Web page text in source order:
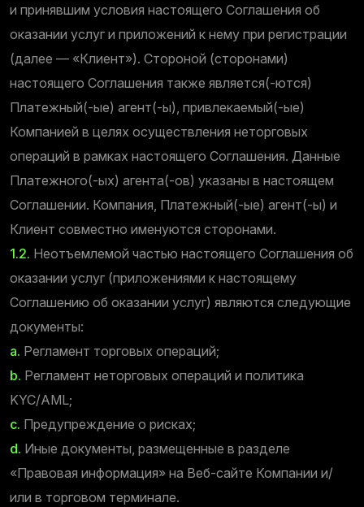
и принявшим условия настоящего Соглашения об
оказании услуг и приложений к нему при регистрации
(далее — «Клиент»). Стороной (сторонами)
настоящего Соглашения также является(-ются)
Платежный(-ые) агент(-ы), привлекаемый(-ые)
Компанией в целях осуществления неторговых
операций в рамках настоящего Соглашения. Данные
Платежного(-ых) агента(-ов) указаны в настоящем
Соглашении. Компания, Платежный(-ые) агент(-ы) и
Клиент совместно именуются сторонами.
1.2. Неотъемлемой частью настоящего Соглашения об
оказании услуг (приложениями к настоящему
Соглашению об оказании услуг) являются следующие
документы:
a. Регламент торговых операций;
b. Регламент неторговых операций и политика
KYC/AML;
c. Предупреждение о рисках;
d. Иные документы, размещенные в разделе
«Правовая информация» на Веб-сайте Компании и/
или в торговом терминале.